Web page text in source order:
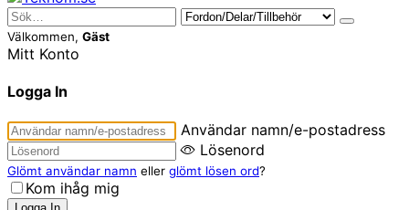
Välkommen, Gäst
Mitt Konto
Logga In
Användar namn/e-postadress
Lösenord
Glömt användar namn eller glömt lösen ord?
Kom ihåg mig